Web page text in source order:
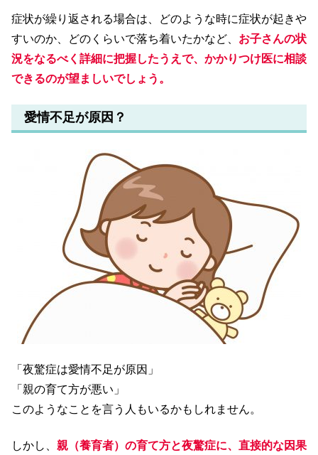
症状が繰り返される場合は、どのような時に症状が起きや
すいのか、どのくらいで落ち着いたかなど、 お子さんの状
況をなるべく詳細に把握したうえで、かかりつけ医に相談
できるのが望ましいでしょう。
愛情不足が原因？
「夜驚症は愛情不足が原因」
「親の育て方が悪い」
このようなことを言う人もいるかもしれません。
しかし、 親（養育者）の育て方と夜驚症に、直接的な因果